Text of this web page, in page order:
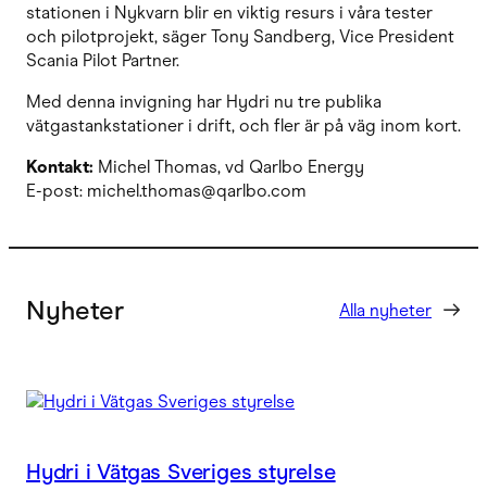
stationen i Nykvarn blir en viktig resurs i våra tester
och pilotprojekt, säger Tony Sandberg, Vice President
Scania Pilot Partner.
Med denna invigning har Hydri nu tre publika
vätgastankstationer i drift, och fler är på väg inom kort.
Kontakt: Michel Thomas, vd Qarlbo Energy
E-post: michel.thomas@qarlbo.com
Nyheter Alla nyheter
Hydri i Vätgas Sveriges styrelse